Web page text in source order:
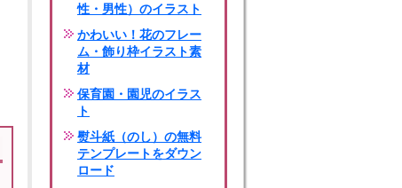
性・男性）のイラスト
かわいい！花のフレー
ム・飾り枠イラスト素
材
保育園・園児のイラス
ト
熨斗紙（のし）の無料
テンプレートをダウン
ロード